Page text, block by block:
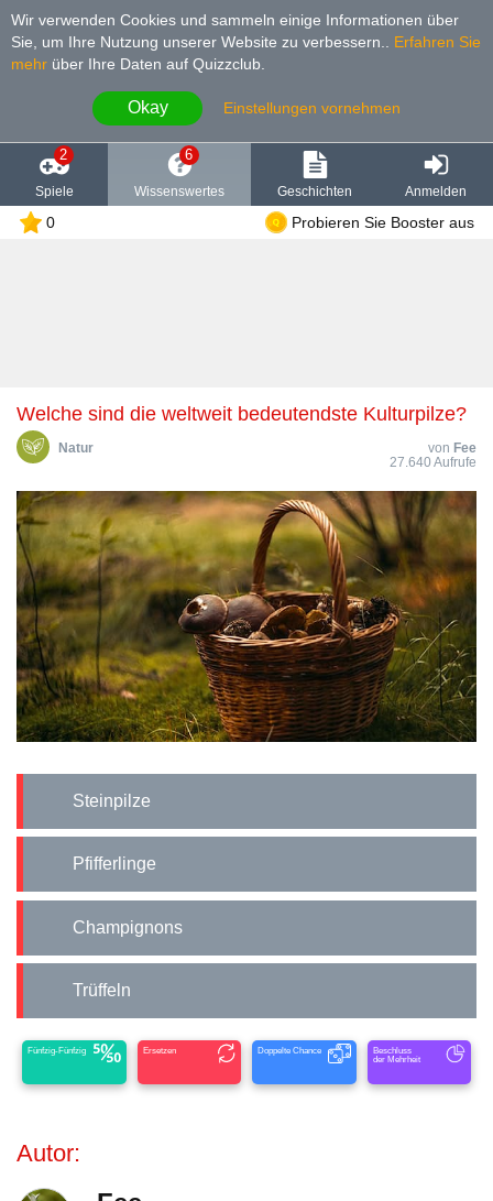
Wir verwenden Cookies und sammeln einige Informationen über
Sie, um Ihre Nutzung unserer Website zu verbessern.
Erfahren Sie
mehr über Ihre Daten auf Quizzclub.
Okay Einstellungen vornehmen
2
Spiele
6
Wissenswertes Geschichten Anmelden
0 Probieren Sie Booster aus
Welche sind die weltweit bedeutendste Kulturpilze?
Natur von Fee
27.640 Aufrufe
Steinpilze
Pfifferlinge
Champignons
Trüffeln
Fünfzig-Fünfzig Ersetzen Doppelte Chance
Beschluss
der Mehrheit
Autor: